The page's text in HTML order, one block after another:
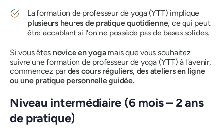
La formation de professeur de yoga (YTT) implique
plusieurs heures de pratique quotidienne, ce qui peut
être accablant si l'on ne possède pas de bases solides.
Si vous êtes novice en yogamais que vous souhaitez
suivre une formation de professeur de yoga (YTT) à l'avenir,
commencez pardes cours réguliers, des ateliers en ligne
ou une pratique personnelle guidée.
Niveau intermédiaire (6 mois – 2 ans
de pratique)